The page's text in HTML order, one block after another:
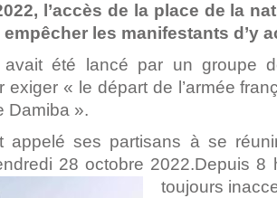
l’accès de la place de la
empêcher les manifestants d’y
avait été lancé par un groupe
exiger « le départ de l’armée
Damiba ».
appelé ses partisans à se
28 octobre 2022.Depuis
toujours